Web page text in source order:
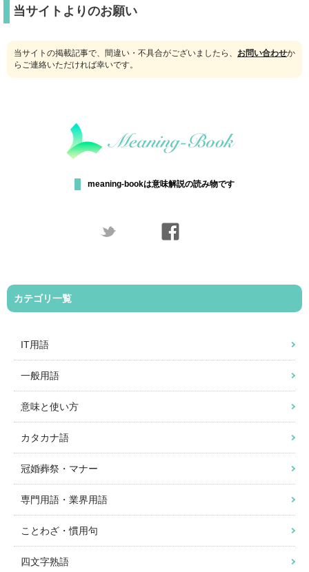
当サイトよりのお願い
当サイトの掲載記事で、間違い・不具合がございましたら、 お問い合わせか
らご連絡いただければ幸いです。
meaning-bookは意味解説の読み物です
カテゴリ一覧
IT用語
一般用語
意味と使い方
カタカナ語
冠婚葬祭・マナー
専門用語・業界用語
ことわざ・慣用句
四文字熟語